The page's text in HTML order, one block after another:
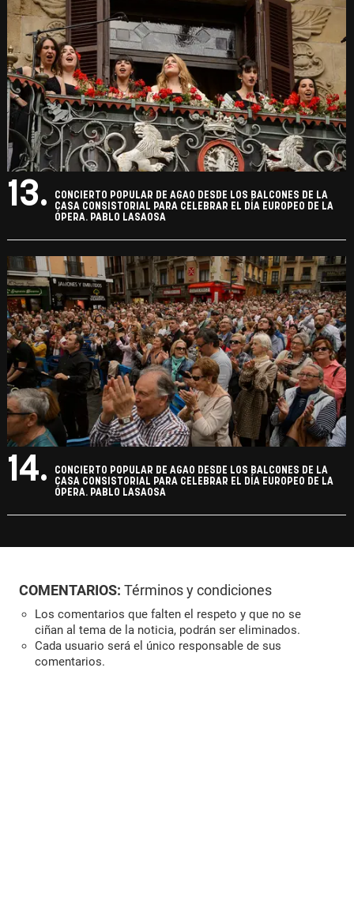
13.
CONCIERTO POPULAR DE AGAO DESDE LOS BALCONES DE LA
CASA CONSISTORIAL PARA CELEBRAR EL DÍA EUROPEO DE LA
ÓPERA. PABLO LASAOSA
14.
CONCIERTO POPULAR DE AGAO DESDE LOS BALCONES DE LA
CASA CONSISTORIAL PARA CELEBRAR EL DÍA EUROPEO DE LA
ÓPERA. PABLO LASAOSA
COMENTARIOS: Términos y condiciones
Los comentarios que falten el respeto y que no se
ciñan al tema de la noticia, podrán ser eliminados.
Cada usuario será el único responsable de sus
comentarios.